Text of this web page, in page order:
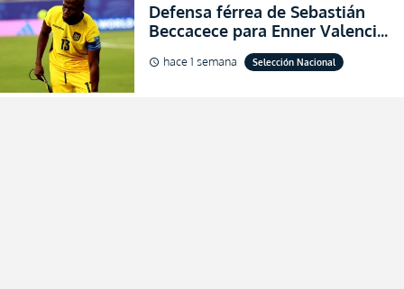
Defensa férrea de Sebastián
Beccacece para Enner Valencia
al indicar que era el hombre
indicado para Ecuador
schedule hace 1 semana Selección Nacional